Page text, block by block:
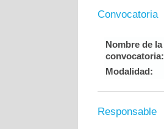
Convocatoria
Nombre de la
convocatoria:
Modalidad:
Responsable